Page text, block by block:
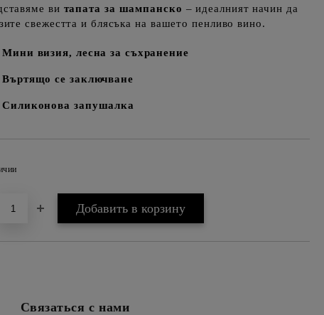
ви тапата за шампанско – идеалният начин да
свежестта и блясъка на вашето пенливо вино.
Мини визия, лесна за съхранение
Въртящо се заключване
Силиконова запушалка
Связаться с нами